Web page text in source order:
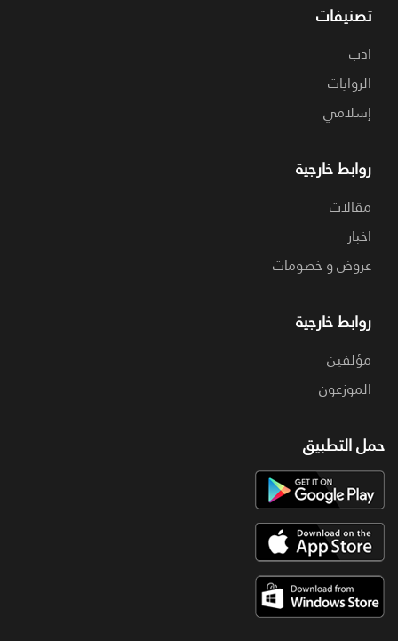
تصنيفات
ادب
الروايات
إسلامي
روابط خارجية
مقالات
اخبار
عروض و خصومات
روابط خارجية
مؤلفين
الموزعون
حمل التطبيق